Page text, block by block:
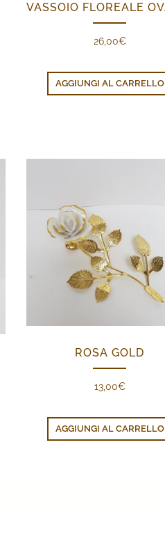
26,00€
AGGIUNGI AL CARRELLO
ROSA GOLD
13,00€
AGGIUNGI AL CARRELLO